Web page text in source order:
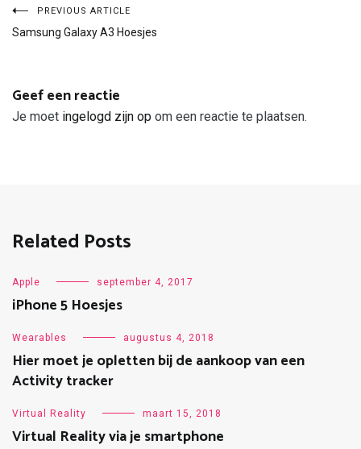
Bericht
PREVIOUS ARTICLE
Samsung Galaxy A3 Hoesjes
Geef een reactie
Je moet ingelogd zijn op om een reactie te plaatsen.
Related Posts
Apple september 4, 2017
iPhone 5 Hoesjes
Wearables augustus 4, 2018
Hier moet je opletten bij de aankoop van een
Activity tracker
Virtual Reality maart 15, 2018
Virtual Reality via je smartphone